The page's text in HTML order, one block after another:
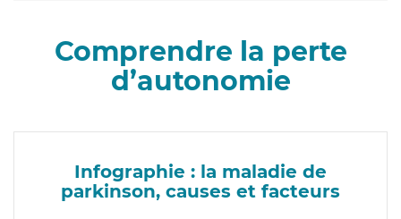
Comprendre la perte
d’autonomie
Infographie : la maladie de
parkinson, causes et facteurs